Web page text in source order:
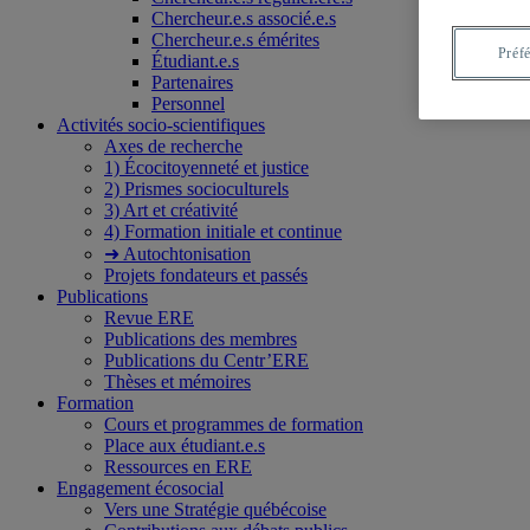
Chercheur.e.s associé.e.s
Chercheur.e.s émérites
Étudiant.e.s
Partenaires
Personnel
Activités socio-scientifiques
Axes de recherche
1) Écocitoyenneté et justice
2) Prismes socioculturels
3) Art et créativité
4) Formation initiale et continue
➜ Autochtonisation
Projets fondateurs et passés
Publications
Revue ERE
Publications des membres
Publications du Centr’ERE
Thèses et mémoires
Formation
Cours et programmes de formation
Place aux étudiant.e.s
Ressources en ERE
Engagement écosocial
Vers une Stratégie québécoise